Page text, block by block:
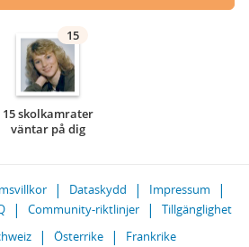
15
15 skolkamrater
väntar på dig
Dataskydd
Impressum
Community-riktlinjer
Tillgänglighet
Österrike Frankrike